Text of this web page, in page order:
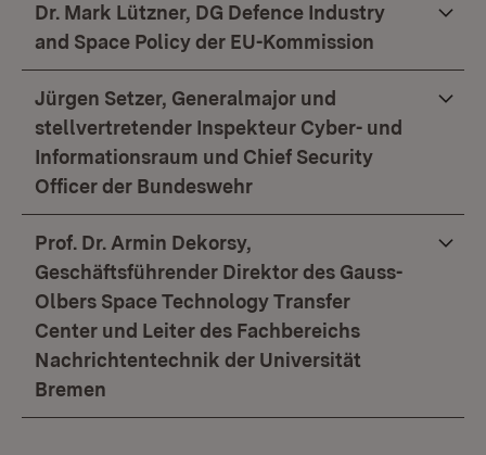
Dr. Mark Lützner, DG Defence Industry
and Space Policy der EU-Kommission
Jürgen Setzer, Generalmajor und
stellvertretender Inspekteur Cyber- und
Informationsraum und Chief Security
Officer der Bundeswehr
Prof. Dr. Armin Dekorsy,
Geschäftsführender Direktor des Gauss-
Olbers Space Technology Transfer
Center und Leiter des Fachbereichs
Nachrichtentechnik der Universität
Bremen